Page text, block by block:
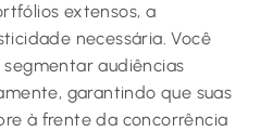
extensos, a
necessária. Você
audiências
garantindo que suas
à frente da concorrência